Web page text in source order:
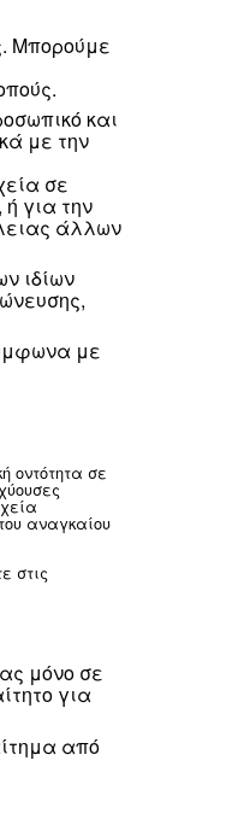
σχετικά με τα
παρακάτω).
να
τους σκοπούς των
λειτουργιών εκ
με τους
ή δικαστικές
με τις
στις
νομικών
ιδιοκτησίας
το σύνολο
περίπτωση
μας